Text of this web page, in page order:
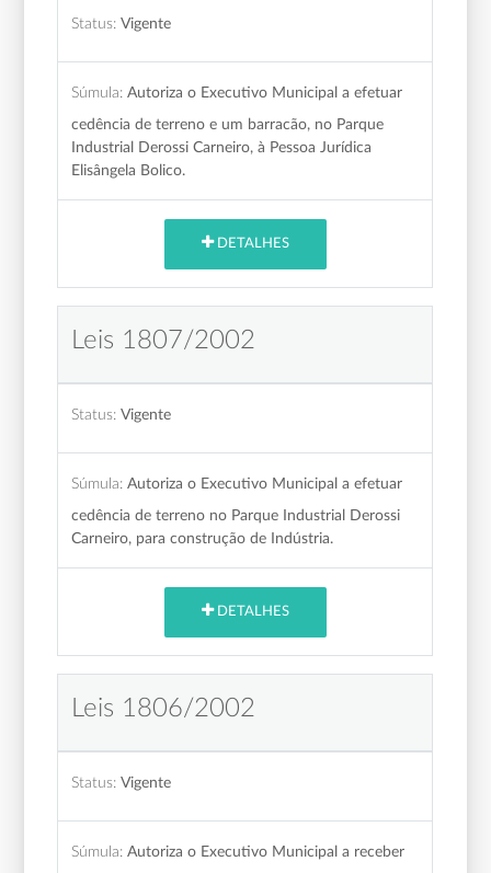
Status: Vigente
Súmula: Autoriza o Executivo Municipal a efetuar
cedência de terreno e um barracão, no Parque
Industrial Derossi Carneiro, à Pessoa Jurídica
Elisângela Bolico.
DETALHES
Leis 1807/2002
Status: Vigente
Súmula: Autoriza o Executivo Municipal a efetuar
cedência de terreno no Parque Industrial Derossi
Carneiro, para construção de Indústria.
DETALHES
Leis 1806/2002
Status: Vigente
Súmula: Autoriza o Executivo Municipal a receber